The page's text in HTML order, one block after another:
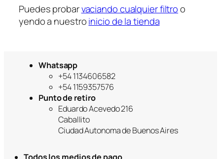
Puedes probarvaciando cualquier filtroo
yendo a nuestroinicio de la tienda
Whatsapp
+54 1134606582
+54 1159357576
Punto de retiro
Eduardo Acevedo 216
Caballito
Ciudad Autonoma de Buenos Aires